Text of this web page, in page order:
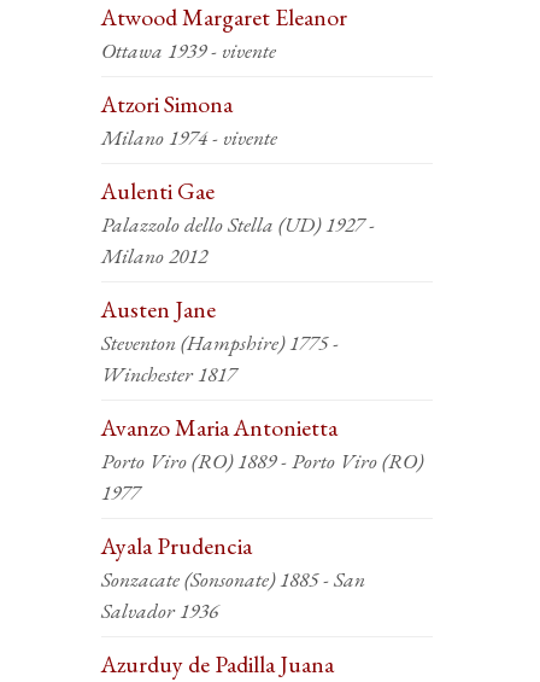
Atwood Margaret Eleanor
Ottawa 1939 - vivente
Atzori Simona
Milano 1974 - vivente
Aulenti Gae
Palazzolo dello Stella (UD) 1927 -
Milano 2012
Austen Jane
Steventon (Hampshire) 1775 -
Winchester 1817
Avanzo Maria Antonietta
Porto Viro (RO) 1889 - Porto Viro (RO)
1977
Ayala Prudencia
Sonzacate (Sonsonate) 1885 - San
Salvador 1936
Azurduy de Padilla Juana